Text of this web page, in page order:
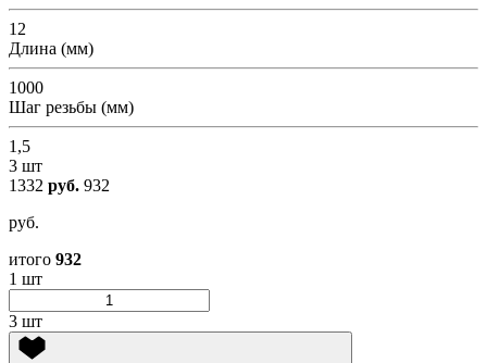
12
Длина (мм)
1000
Шаг резьбы (мм)
1,5
3 шт
1332 руб. 932
руб.
итого 932
1 шт
3 шт